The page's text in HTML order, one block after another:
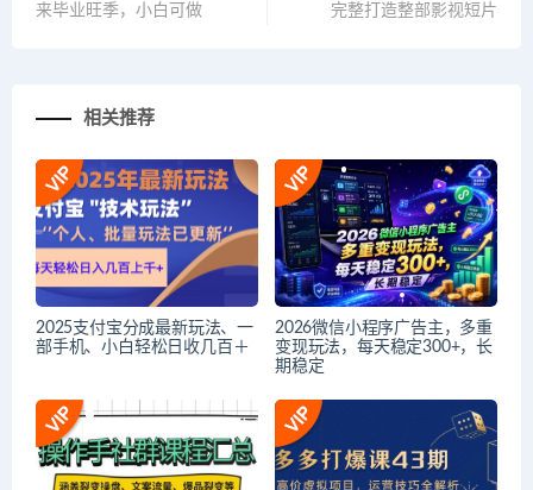
来毕业旺季，小白可做
完整打造整部影视短片
相关推荐
2025支付宝分成最新玩法、一
部手机、小白轻松日收几百＋
2026微信小程序广告主，多重
变现玩法，每天稳定300+，长
期稳定